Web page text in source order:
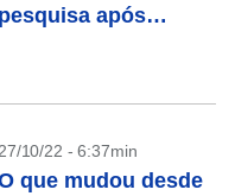
pesquisa após
27/10/22 - 6:37min
que mudou desde